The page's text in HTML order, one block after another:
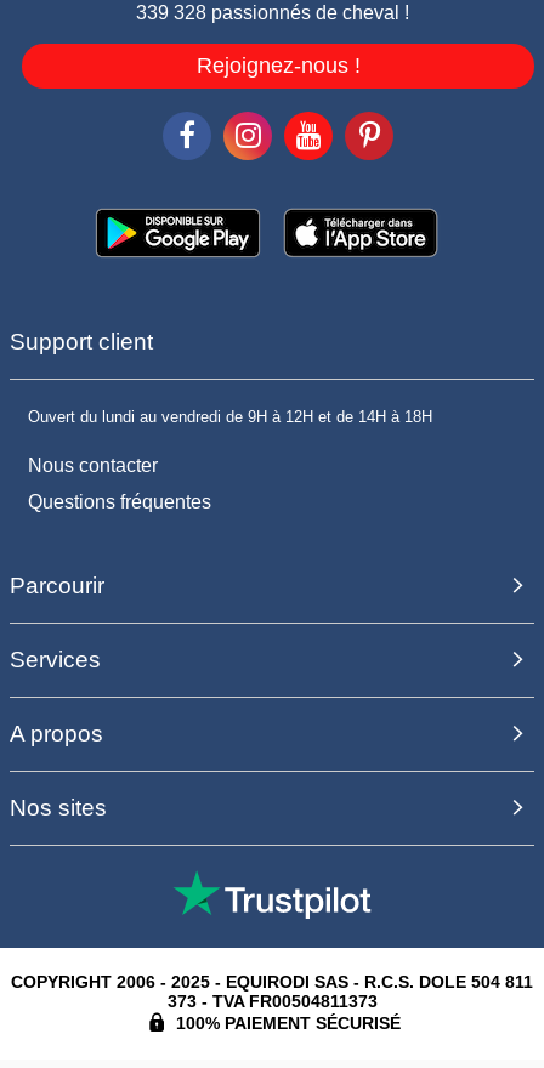
339 328 passionnés de cheval !
Rejoignez-nous !
Support client
Ouvert du lundi au vendredi de 9H à 12H et de 14H à 18H
Nous contacter
Questions fréquentes
Parcourir
Services
A propos
Nos sites
COPYRIGHT 2006 - 2025 - EQUIRODI SAS - R.C.S. DOLE 504 811
373 - TVA FR00504811373
100% PAIEMENT SÉCURISÉ